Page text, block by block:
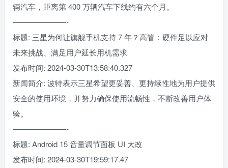
辆汽车，距离第 400 万辆汽车下线约有六个月。
———————-
标题: 三星为何让旗舰手机支持 7 年？高管：硬件足以应对
未来挑战、满足用户延长用机需求
发布时间: 2024-03-30T13:58:40.327
新闻简介: 波特表示三星希望更妥善、更持续性地为用户提供
安全的使用环境，并努力确保使用流畅性，不断改善用户体
验。
———————-
标题: Android 15 音量调节面板 UI 大改
发布时间: 2024-03-30T19:59:17.47